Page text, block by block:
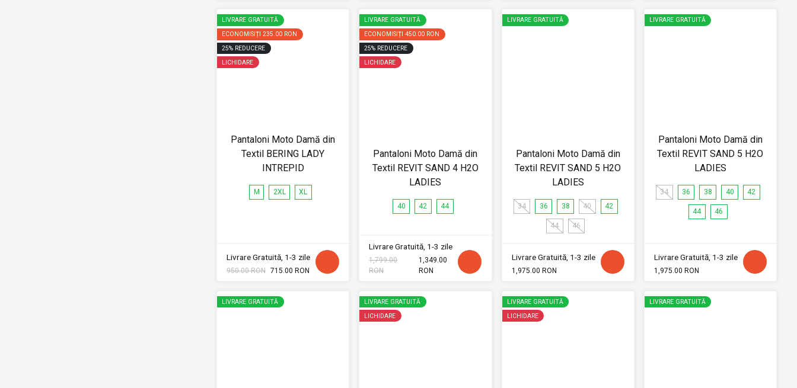
LIVRARE GRATUITĂ
ECONOMISIȚI 235.00 RON
25% REDUCERE
LICHIDARE
Pantaloni Moto Damă din
Textil BERING LADY
INTREPID
M 2XL XL
Livrare Gratuită, 1-3 zile
950.00 RON 715.00 RON
LIVRARE GRATUITĂ
ECONOMISIȚI 450.00 RON
25% REDUCERE
LICHIDARE
Pantaloni Moto Damă din
Textil REVIT SAND 4 H2O
LADIES
40 42 44
Livrare Gratuită, 1-3 zile
1,799.00
RON
1,349.00
RON
LIVRARE GRATUITĂ
Pantaloni Moto Damă din
Textil REVIT SAND 5 H2O
LADIES
34 36 38 40 42
44 46
Livrare Gratuită, 1-3 zile
1,975.00 RON
LIVRARE GRATUITĂ
Pantaloni Moto Damă din
Textil REVIT SAND 5 H2O
LADIES
34 36 38 40 42
44 46
Livrare Gratuită, 1-3 zile
1,975.00 RON
LIVRARE GRATUITĂ
LIVRARE GRATUITĂ
LICHIDARE
LIVRARE GRATUITĂ
LICHIDARE
LIVRARE GRATUITĂ